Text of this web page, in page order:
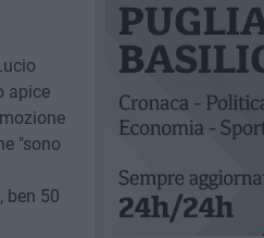
apice
"sono
ben 50